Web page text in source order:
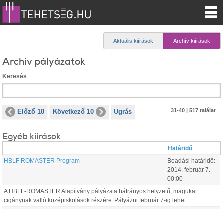
Aktuális kiírások Archív kiírások
Archív pályázatok
Keresés
Előző 10 Következő 10 Ugrás 31-40 | 517 találat
Egyéb kiírások
Határidő
HBLF ROMASTER Program
Beadási határidő:
2014. február 7
00:00
A HBLF-ROMASTER Alapítvány pályázata hátrányos helyzetű, magukat
cigánynak valló középiskolások részére. Pályázni február 7-ig lehet.